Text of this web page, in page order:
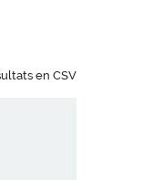
en CSV